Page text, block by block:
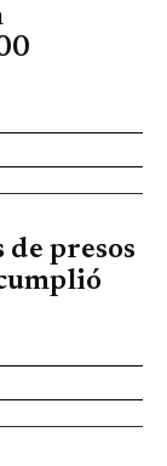
presos